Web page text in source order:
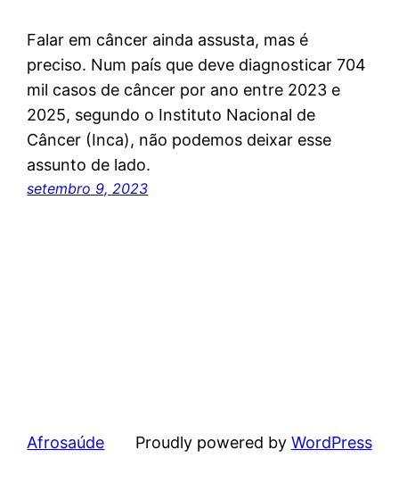
Falar em câncer ainda assusta, mas é
preciso. Num país que deve diagnosticar 704
mil casos de câncer por ano entre 2023 e
2025, segundo o Instituto Nacional de
Câncer (Inca), não podemos deixar esse
assunto de lado.
setembro 9, 2023
Afrosaúde Proudly powered by WordPress